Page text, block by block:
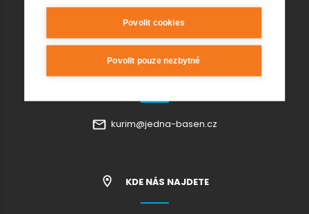
info@wellnesskurim.cz
Wellness Kuřim s.r.o.
KONTAKT RESTAURACE
kurim@jedna-basen.cz
KDE NÁS NAJDETE
Povolit cookies
Povolit pouze nezbytné